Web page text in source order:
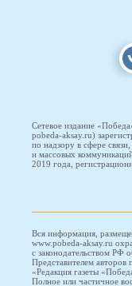
Сетевое издание
pobeda-aksay.ru)
по надзору в сфере
и массовых
2019 года,
Вся информация,
www.pobeda-aksay.ru
с законодательством РФ
Представителем
«Редакция газеты
Полное или частичное